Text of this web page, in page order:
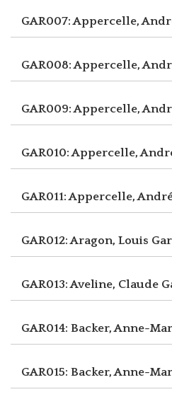
GAR007: Appercelle,
GAR008: Appercelle,
GAR009: Appercelle,
GAR010: Appercelle,
GAR011: Appercelle,
GAR012: Aragon, Louis
GAR013: Aveline, Claude
GAR014: Backer, Anne-
GAR015: Backer, Anne-